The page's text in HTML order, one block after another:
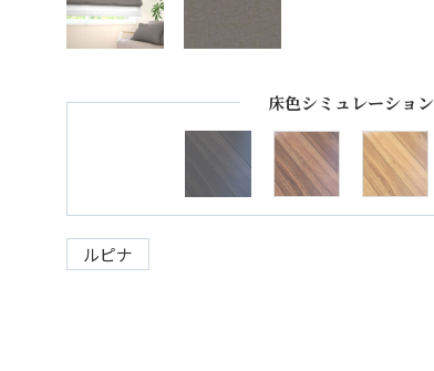
床色シミュレーション
ルピナ